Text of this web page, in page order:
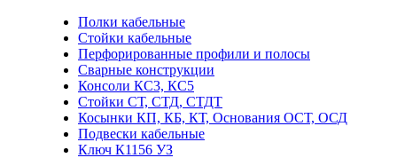
Полки кабельные
Стойки кабельные
Перфорированные профили и полосы
Сварные конструкции
Консоли КС3, КС5
Стойки СТ, СТД, СТДТ
Косынки КП, КБ, КТ, Основания ОСТ, ОСД
Подвески кабельные
Ключ К1156 УЗ